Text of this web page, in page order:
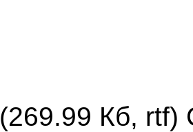
(269.99 Кб, rtf)